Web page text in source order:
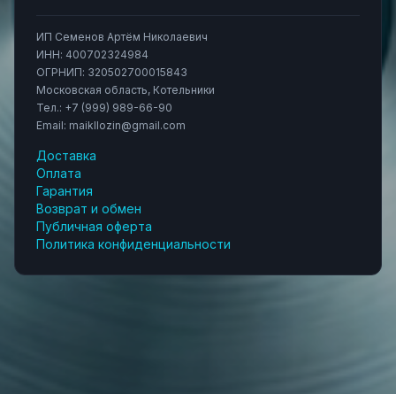
ИП Семенов Артём Николаевич
ИНН: 400702324984
ОГРНИП: 320502700015843
Московская область, Котельники
Тел.: +7 (999) 989-66-90
Email: maikllozin@gmail.com
Доставка
Оплата
Гарантия
Возврат и обмен
Публичная оферта
Политика конфиденциальности